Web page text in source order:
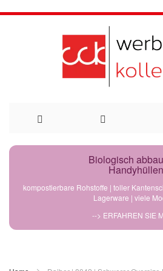
Direkt
Biologisch
Handyhüllen
kompostierbare Rohstoffe | toller
Lagerware | viele
--> ERFAHREN SIE